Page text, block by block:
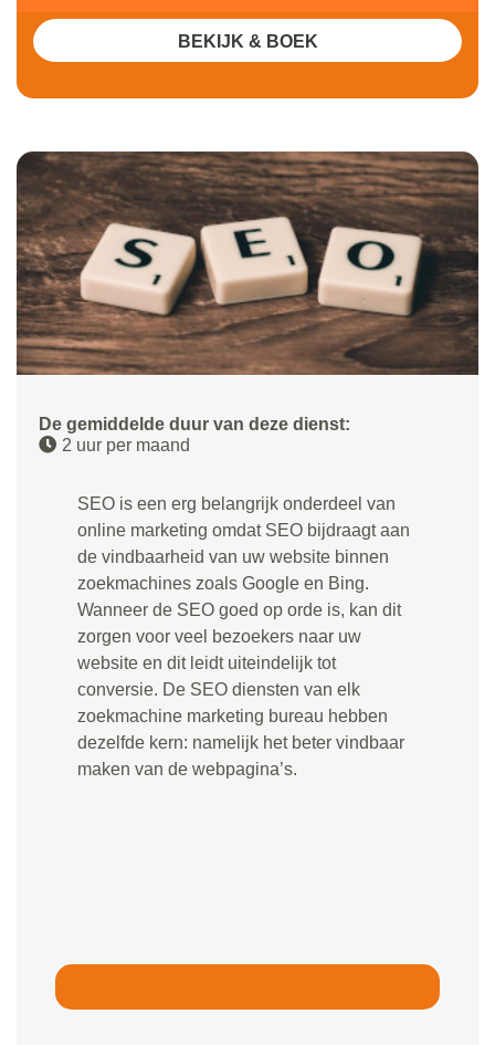
De gemiddelde duur van deze dienst:
2 uur per maand
SEO is een erg belangrijk onderdeel van
online marketing omdat SEO bijdraagt aan
de vindbaarheid van uw website binnen
zoekmachines zoals Google en Bing.
Wanneer de SEO goed op orde is, kan dit
zorgen voor veel bezoekers naar uw
website en dit leidt uiteindelijk tot
conversie. De SEO diensten van elk
zoekmachine marketing bureau hebben
dezelfde kern: namelijk het beter vindbaar
maken van de webpagina’s.
BEKIJK & BOEK